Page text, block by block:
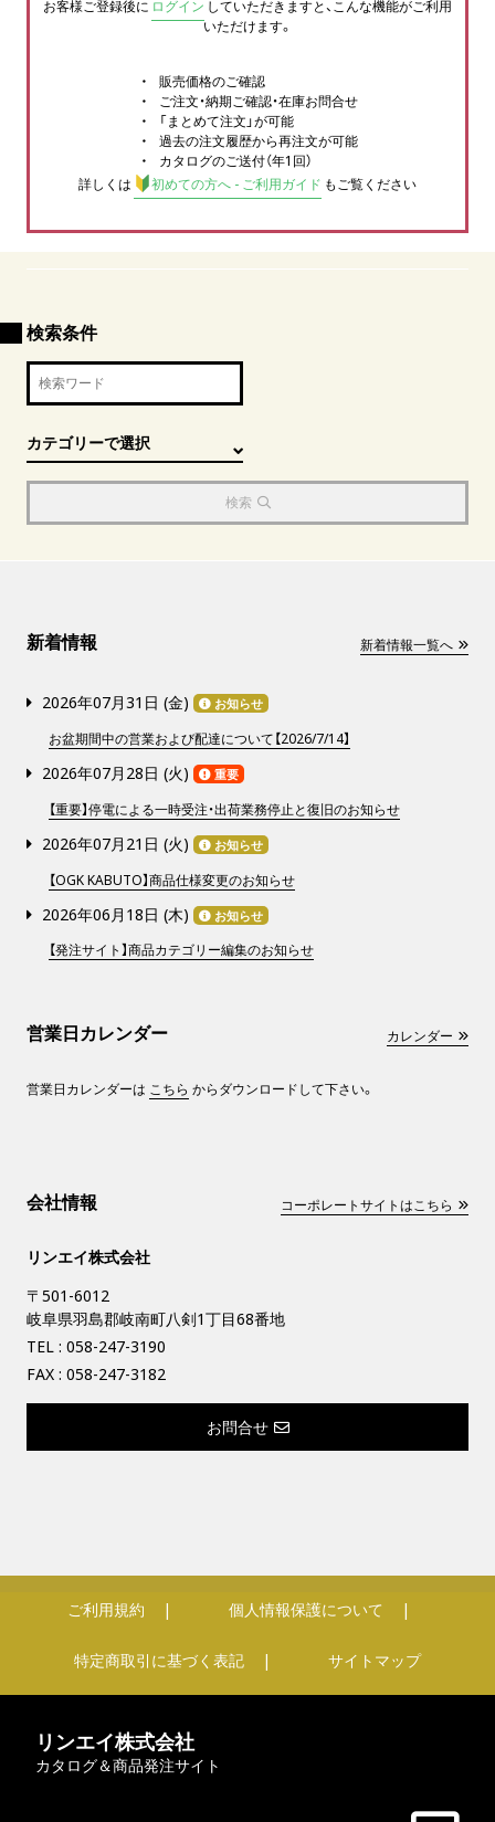
お客様ご登録後に ログイン していただきますと、こんな機能がご利用
いただけます。
販売価格のご確認
ご注文・納期ご確認・在庫お問合せ
「まとめて注文」が可能
過去の注文履歴から再注文が可能
カタログのご送付（年1回）
詳しくは
初めての方へ - ご利用ガイド もご覧ください
検索条件
検索
新着情報 新着情報一覧へ
2026年07月31日 (金) お知らせ
お盆期間中の営業および配達について【2026/7/14】
2026年07月28日 (火) 重要
【重要】停電による一時受注・出荷業務停止と復旧のお知らせ
2026年07月21日 (火) お知らせ
【OGK KABUTO】商品仕様変更のお知らせ
2026年06月18日 (木) お知らせ
【発注サイト】商品カテゴリー編集のお知らせ
営業日カレンダー カレンダー
営業日カレンダーは こちら からダウンロードして下さい。
会社情報 コーポレートサイトはこちら
リンエイ株式会社
〒501-6012
岐阜県羽島郡岐南町八剣1丁目68番地
TEL : 058-247-3190
FAX : 058-247-3182
お問合せ
ご利用規約 個人情報保護について
特定商取引に基づく表記 サイトマップ
リンエイ株式会社
カタログ＆商品発注サイト